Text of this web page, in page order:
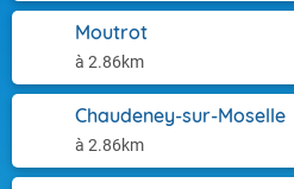
Moutrot
à 2.86km
Chaudeney-sur-Moselle
à 2.86km